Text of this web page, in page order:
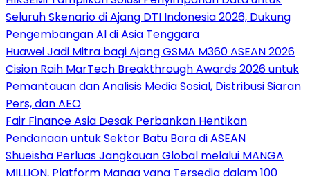
Seluruh Skenario di Ajang DTI Indonesia 2026, Dukung
Pengembangan AI di Asia Tenggara
Huawei Jadi Mitra bagi Ajang GSMA M360 ASEAN 2026
Cision Raih MarTech Breakthrough Awards 2026 untuk
Pemantauan dan Analisis Media Sosial, Distribusi Siaran
Pers, dan AEO
Fair Finance Asia Desak Perbankan Hentikan
Pendanaan untuk Sektor Batu Bara di ASEAN
Shueisha Perluas Jangkauan Global melalui MANGA
MILLION, Platform Manga yang Tersedia dalam 100